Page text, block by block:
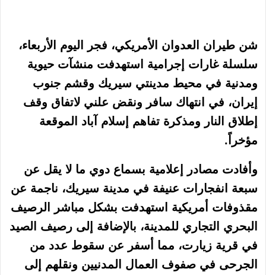
شن طيران العدوان الأمريكي، فجر اليوم الأربعاء،
سلسلة غارات إجرامية استهدفت منشآت حيوية
ومدنية في محيط مدينتي سيريك وقشم جنوب
إيران، في انتهاك سافر ونقض علني لاتفاق وقف
إطلاق النار ومذكرة تفاهم إسلام آباد الموقعة
مؤخراً.
وأفادت مصادر إعلامية بسماع دوي ما لا يقل عن
سبعة انفجارات عنيفة في مدينة سيريك، ناجمة عن
مقذوفات أمريكية استهدفت بشكل مباشر الرصيف
البحري التجاري للمدينة، بالإضافة إلى رصيف الصيد
في قرية زيارت، مما أسفر عن سقوط عدد من
الجرحى في صفوف العمال المدنيين ونقلهم إلى